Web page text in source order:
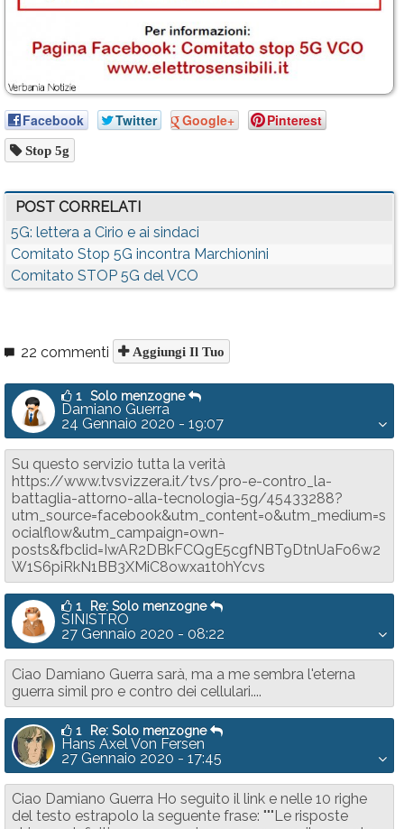
Facebook Twitter Google+ Pinterest
Stop 5g
POST CORRELATI
5G: lettera a Cirio e ai sindaci
Comitato Stop 5G incontra Marchionini
Comitato STOP 5G del VCO
22 commenti Aggiungi Il Tuo
1 Solo menzogne
Damiano Guerra
24 Gennaio 2020 - 19:07
Su questo servizio tutta la verità
https://www.tvsvizzera.it/tvs/pro-e-contro_la-
battaglia-attorno-alla-tecnologia-5g/45433288?
utm_source=facebook&utm_content=o&utm_medium=s
ocialflow&utm_campaign=own-
posts&fbclid=IwAR2DBkFCQgE5cgfNBT9DtnUaFo6w2
W1S6piRkN1BB3XMiC8owxa1t0hYcvs
1 Re: Solo menzogne
SINISTRO
27 Gennaio 2020 - 08:22
Ciao Damiano Guerra sarà, ma a me sembra l'eterna
guerra simil pro e contro dei cellulari....
1 Re: Solo menzogne
Hans Axel Von Fersen
27 Gennaio 2020 - 17:45
Ciao Damiano Guerra Ho seguito il link e nelle 10 righe
del testo estrapolo la seguente frase: """Le risposte